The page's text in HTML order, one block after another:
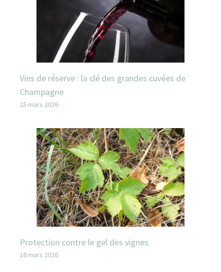
Vins de réserve : la clé des grandes cuvées de
Champagne
25 mars 2026
Protection contre le gel des vignes
18 mars 2026